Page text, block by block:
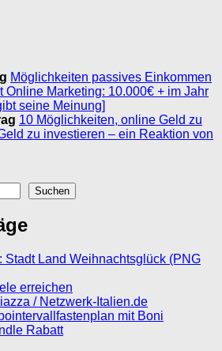
Möglichkeiten passives Einkommen
Online Marketing: 10.000€ + im Jahr
seine Meinung]
10 Möglichkeiten, online Geld zu
zu investieren – ein Reaktion von
Suchen
Stadt Land Weihnachtsglück (PNG
erreichen
/ Netzwerk-Italien.de
mit Boni
Rabatt